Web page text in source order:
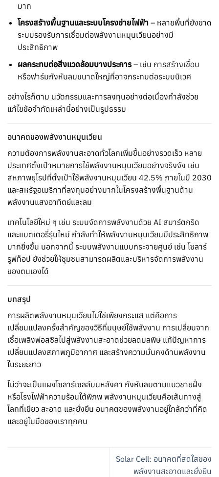
มาก
โครงสร้างพื้นฐานและระบบโครงข่ายไฟฟ้า– หลายพื้นที่ยังขาด
ระบบรองรับการเชื่อมต่อพลังงานหมุนเวียนอย่างมี
ประสิทธิภาพ
ผลกระทบต่อสิ่งแวดล้อมบางประการ– เช่น การสร้างเขื่อน
หรือฟาร์มกังหันลมขนาดใหญ่ที่อาจกระทบต่อระบบนิเวศ
อย่างไรก็ตาม นวัตกรรมและการลงทุนอย่างต่อเนื่องกำลังช่วย
แก้ไขข้อจำกัดเหล่านี้อย่างเป็นรูปธรรม
อนาคตของพลังงานหมุนเวียน
ความต้องการพลังงานสะอาดทั่วโลกเพิ่มขึ้นอย่างรวดเร็ว หลาย
ประเทศตั้งเป้าหมายการใช้พลังงานหมุนเวียนอย่างจริงจัง เช่น
สหภาพยุโรปที่ตั้งเป้าใช้พลังงานหมุนเวียน 42.5% ภายในปี 2030
และสหรัฐอเมริกาที่ลงทุนอย่างมากในโครงสร้างพื้นฐานด้าน
พลังงานแสงอาทิตย์และลม
เทคโนโลยีใหม่ ๆ เช่น ระบบจัดการพลังงานด้วย AI สมาร์ตกริด
และแบตเตอรี่รุ่นใหม่ กำลังทำให้พลังงานหมุนเวียนมีประสิทธิภาพ
มากยิ่งขึ้น นอกจากนี้ ระบบพลังงานแบบกระจายศูนย์ เช่น โซลาร์
รูฟท็อป ยังช่วยให้ชุมชนสามารถผลิตและบริหารจัดการพลังงาน
ของตนเองได้
บทสรุป
การผลิตพลังงานหมุนเวียนไม่ใช่เพียงกระแส แต่คือการ
เปลี่ยนแปลงครั้งสำคัญของวิธีที่มนุษย์ใช้พลังงาน การเปลี่ยนจาก
เชื้อเพลิงฟอสซิลไปสู่พลังงานสะอาดช่วยลดมลพิษ แก้ปัญหาการ
เปลี่ยนแปลงสภาพภูมิอากาศ และสร้างความมั่นคงด้านพลังงาน
ในระยะยาว
ไม่ว่าจะเป็นแผงโซลาร์เซลล์บนหลังคา กังหันลมตามแนวชายฝั่ง
หรือโรงไฟฟ้าความร้อนใต้พิภพ พลังงานหมุนเวียนคือเส้นทางสู่
โลกที่เขียว สะอาด และยั่งยืน อนาคตของพลังงานอยู่ใกล้กว่าที่คิด
และอยู่ในมือของเราทุกคน
Solar Cell: อนาคตที่สดใสของ
พลังงานสะอาดและยั่งยืน